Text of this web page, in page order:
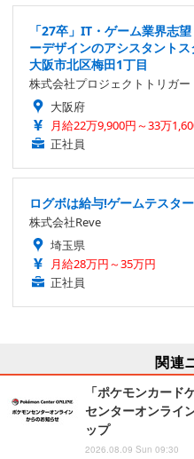
「27卒」IT・ゲーム業界志
ーデザインのアシスタント
大阪市北区梅田1丁目
株式会社プロジェクトトリガー
大阪府
月給22万9,900円～33万
正社員
ログボは給与!ゲームテスタ
株式会社Reve
埼玉県
月給28万円～35万円
正社員
関連
「ポケモンカー
センターオンライ
ップ
2026.08.09 Sun 09:30